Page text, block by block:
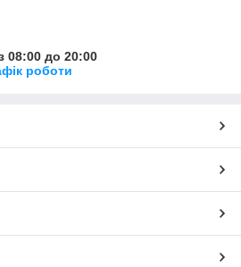
08:00 до 20:00
роботи